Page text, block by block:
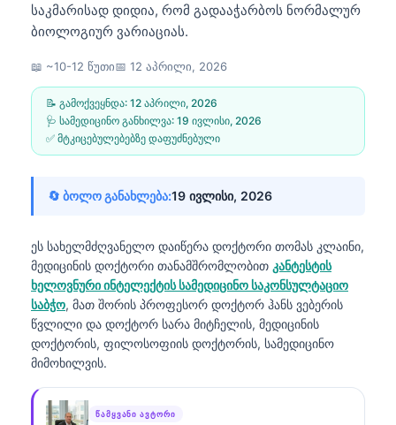
საკმარისად დიდია, რომ გადააჭარბოს ნორმალურ
ბიოლოგიურ ვარიაციას.
📖 ~10-12 წუთი📅 12 აპრილი, 2026
📝 გამოქვეყნდა: 12 აპრილი, 2026
🩺 სამედიცინო განხილვა: 19 ივლისი, 2026
✅ მტკიცებულებებზე დაფუძნებული
🔄 ბოლო განახლება:19 ივლისი, 2026
ეს სახელმძღვანელო დაიწერა დოქტორი თომას კლაინი,
მედიცინის დოქტორი თანამშრომლობით კანტესტის
ხელოვნური ინტელექტის სამედიცინო საკონსულტაციო
საბჭო, მათ შორის პროფესორ დოქტორ ჰანს ვებერის
წვლილი და დოქტორ სარა მიტჩელის, მედიცინის
დოქტორის, ფილოსოფიის დოქტორის, სამედიცინო
მიმოხილვის.
ᲬᲐᲛᲧᲕᲐᲜᲘ ᲐᲕᲢᲝᲠᲘ